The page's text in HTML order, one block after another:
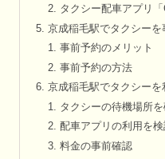
タクシー配車アプリ
京成稲毛駅でタクシー
事前予約のメリット
事前予約の方法
京成稲毛駅でタクシー
タクシーの待機場所
配車アプリの利用を
料金の事前確認